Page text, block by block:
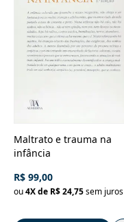
Maltrato e trauma na
infância
R$ 99,00
ou4X de R$ 24,75sem juros